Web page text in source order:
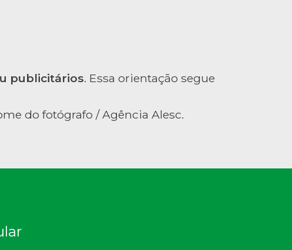
publicitários. Essa orientação segue
do fotógrafo / Agência Alesc.